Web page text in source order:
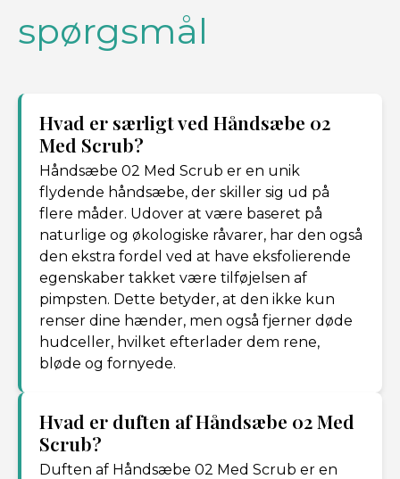
spørgsmål
Hvad er særligt ved Håndsæbe 02
Med Scrub?
Håndsæbe 02 Med Scrub er en unik
flydende håndsæbe, der skiller sig ud på
flere måder. Udover at være baseret på
naturlige og økologiske råvarer, har den også
den ekstra fordel ved at have eksfolierende
egenskaber takket være tilføjelsen af
pimpsten. Dette betyder, at den ikke kun
renser dine hænder, men også fjerner døde
hudceller, hvilket efterlader dem rene,
bløde og fornyede.
Hvad er duften af Håndsæbe 02 Med
Scrub?
Duften af Håndsæbe 02 Med Scrub er en